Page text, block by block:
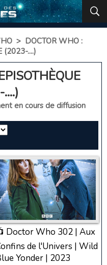
> DOCTOR WHO :
(2023-....)
en cours de diffusion
Doctor Who 302 | Aux
de l'Univers | Wild
Yonder | 2023